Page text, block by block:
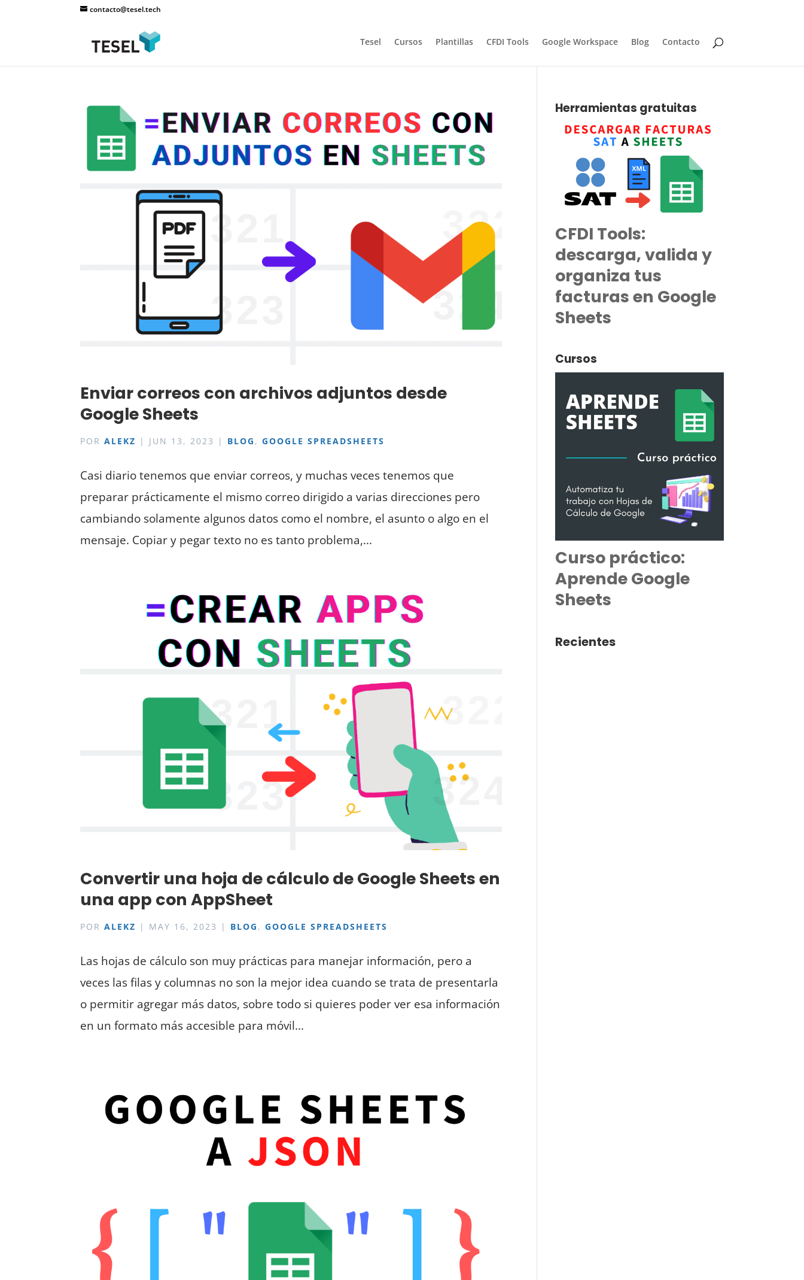
contacto@tesel.tech
Tesel Cursos Plantillas CFDI Tools Google Workspace Blog Contacto
Enviar correos con archivos adjuntos desde
Google Sheets
PORALEKZ | JUN 13, 2023 | BLOG ,GOOGLE SPREADSHEETS
Casi diario tenemos que enviar correos, y muchas veces tenemos que
preparar prácticamente el mismo correo dirigido a varias direcciones pero
cambiando solamente algunos datos como el nombre, el asunto o algo en el
mensaje. Copiar y pegar texto no es tanto problema,...
Convertir una hoja de cálculo de Google Sheets en
una app con AppSheet
PORALEKZ | MAY 16, 2023 | BLOG ,GOOGLE SPREADSHEETS
Las hojas de cálculo son muy prácticas para manejar información, pero a
veces las filas y columnas no son la mejor idea cuando se trata de presentarla
o permitir agregar más datos, sobre todo si quieres poder ver esa información
en un formato más accesible para móvil...
Herramientas gratuitas
CFDI Tools:
descarga, valida y
organiza tus
facturas en Google
Sheets
Cursos
Curso práctico:
Aprende Google
Sheets
Recientes